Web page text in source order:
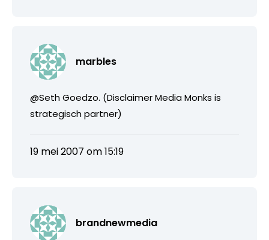
marbles
@Seth Goedzo. (Disclaimer Media Monks is
strategisch partner)
19 mei 2007 om 15:19
brandnewmedia